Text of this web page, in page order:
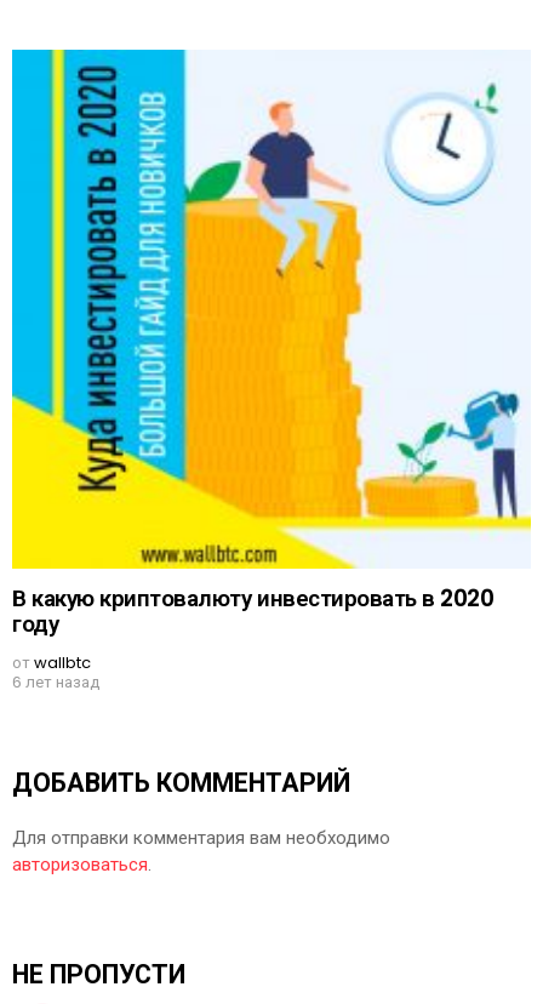
В какую криптовалюту инвестировать в 2020
году
отwallbtc
6 лет назад
ДОБАВИТЬ КОММЕНТАРИЙ
Для отправки комментария вам необходимо
авторизоваться.
НЕ ПРОПУСТИ